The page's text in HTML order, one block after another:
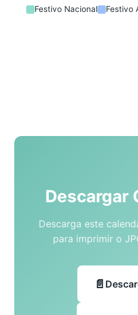
Festivo Nacional Festivo
Descargar
Descarga este
para imprimir o